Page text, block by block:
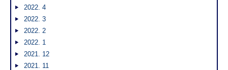
2022. 4
2022. 3
2022. 2
2022. 1
2021. 12
2021. 11